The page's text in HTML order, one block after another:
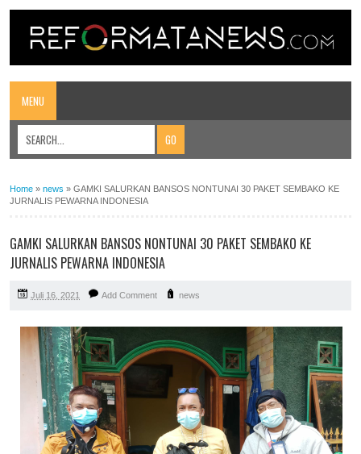
MENU
Home » news » GAMKI SALURKAN BANSOS NONTUNAI 30 PAKET SEMBAKO KE
JURNALIS PEWARNA INDONESIA
GAMKI SALURKAN BANSOS NONTUNAI 30 PAKET SEMBAKO KE
JURNALIS PEWARNA INDONESIA
Juli 16, 2021 Add Comment news